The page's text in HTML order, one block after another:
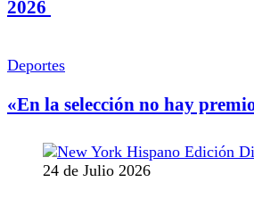
2026
Deportes
«En la selección no hay
24 de Julio 2026